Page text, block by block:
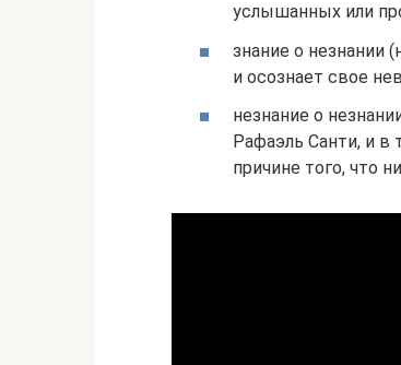
услышанных или
знание о незнании
и осознает свое
незнание о
Рафаэль Санти, и в
причине того, что